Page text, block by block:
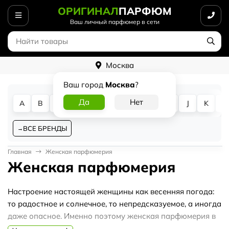
ОРИГИНАЛПАРФЮМ
Ваш личный парфюмер в сети
Москва
Ваш город Москва?
A B D G J K
ВСЕ БРЕНДЫ
Главная Женская парфюмерия
Женская парфюмерия
Настроение настоящей женщины как весенняя погода:
то радостное и солнечное, то непредсказуемое, а иногда
даже опасное. Именно поэтому женская парфюмерия в